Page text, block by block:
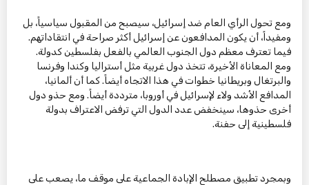
ومع تحول الرأي العام ضد إسرائيل، سيصبح من المقبول سياسياً، بل
ومفيداً، أن يكون المدافعون عن إسرائيل أكثر صراحة في انتقاداتهم.
فيما تعترف معظم دول الجنوب العالمي بالفعل بفلسطين كدولة.
ومع المعاناة الأخيرة، تتخذ دول غربية مثل أستراليا وكندا وفرنسا
والبرتغال وبريطانيا خطوات في هذا الاتجاه أيضاً. كما أن ألمانيا،
المدافع الأشد ولاء لإسرائيل في أوروبا، مترددة أيضاً. ومع حذو دول
أخرى حذوها، سينخفض عدد الدول التي ترفض الاعتراف بدولة
فلسطينية إلى حفنة.
وبمجرد تطبيق مصطلح الإبادة الجماعية على موقف ما، يصعب على